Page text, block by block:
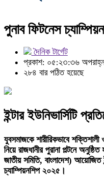
পুনাব ফিটনেস
দৈনিক টার্গেট
প্রকাশ: ০৫:২৩:৩৬
২৮৪ বার পঠিত হয়েছে
ইন্টার ইউনিভার্সিটি
যুবসমাজকে শারীরিকভাবে
নিয়ে রাজধানীর পুরানা পল্টনে
জাতীয় সমিতি, বাংলাদেশ) আয়োজিত
চ্যাম্পিয়নশিপ ২০২৫।